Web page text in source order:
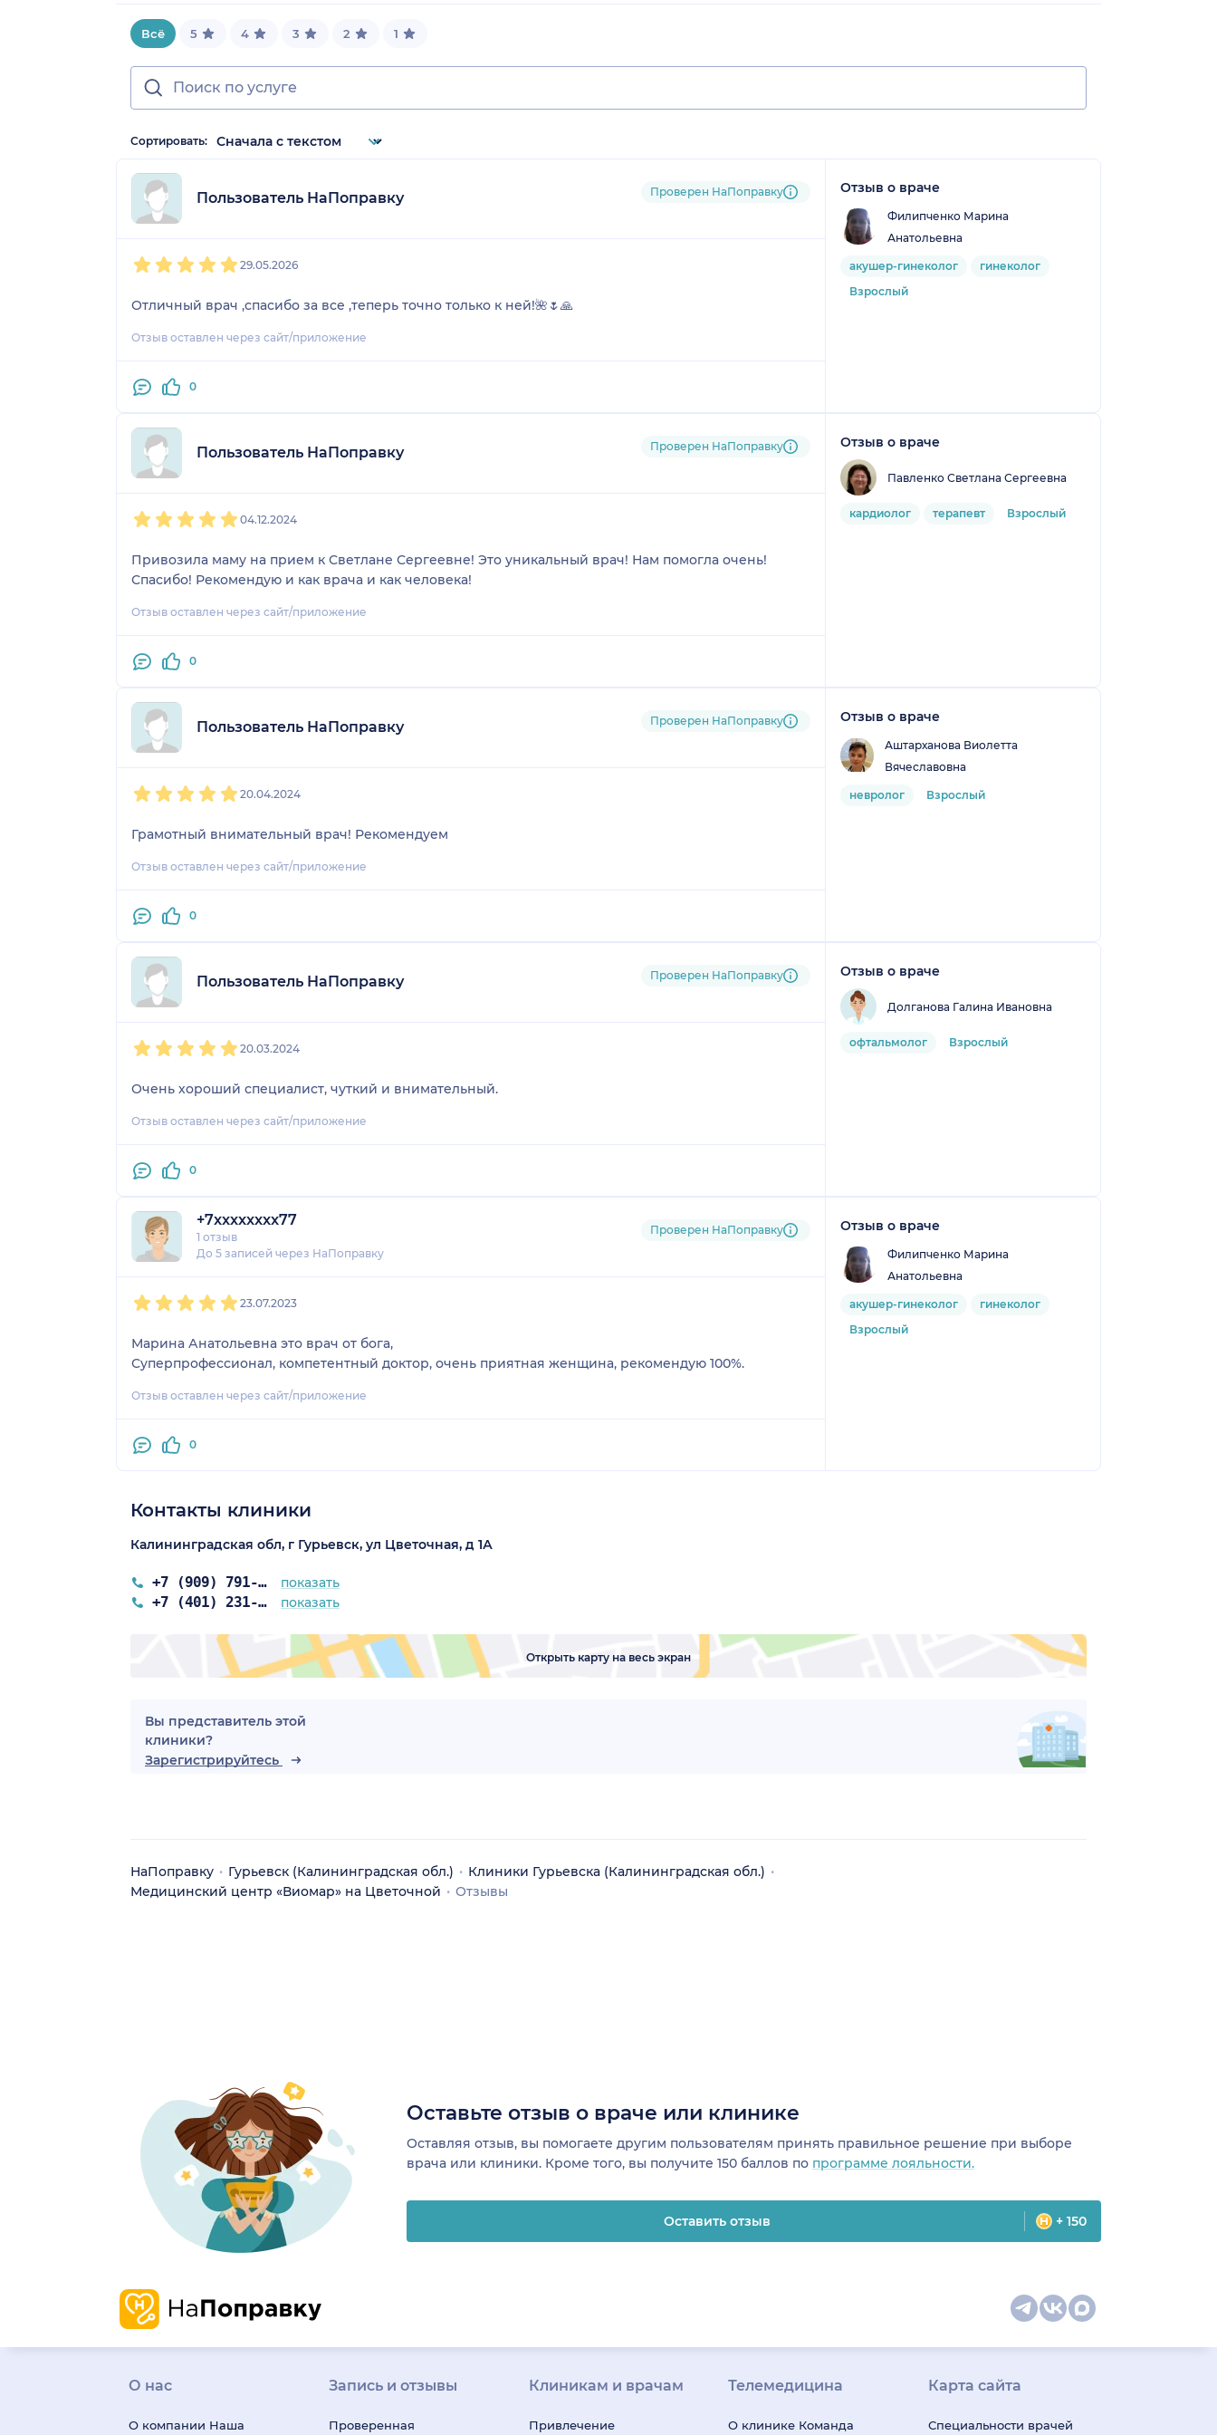
Всё 5 4 3 2 1
Сортировать:
Пользователь НаПоправку Проверен НаПоправку
29.05.2026
Отличный врач ,спасибо за все ,теперь точно только к ней!🌺🌷🙏
Отзыв оставлен через сайт/приложение
0
Отзыв о враче
Филипченко Марина
Анатольевна
акушер-гинеколог
гинеколог
Взрослый
Пользователь НаПоправку Проверен НаПоправку
04.12.2024
Привозила маму на прием к Светлане Сергеевне! Это уникальный врач! Нам помогла очень!
Спасибо! Рекомендую и как врача и как человека!
Отзыв оставлен через сайт/приложение
0
Отзыв о враче
Павленко Светлана Сергеевна
кардиолог терапевт Взрослый
Пользователь НаПоправку Проверен НаПоправку
20.04.2024
Грамотный внимательный врач! Рекомендуем
Отзыв оставлен через сайт/приложение
0
Отзыв о враче
Аштарханова Виолетта
Вячеславовна
невролог Взрослый
Пользователь НаПоправку Проверен НаПоправку
20.03.2024
Очень хороший специалист, чуткий и внимательный.
Отзыв оставлен через сайт/приложение
0
Отзыв о враче
Долганова Галина Ивановна
офтальмолог Взрослый
+7xxxxxxxx77
1 отзыв
До 5 записей через НаПоправку
Проверен НаПоправку
23.07.2023
Марина Анатольевна это врач от бога,
Суперпрофессионал, компетентный доктор, очень приятная женщина, рекомендую 100%.
Отзыв оставлен через сайт/приложение
0
Отзыв о враче
Филипченко Марина
Анатольевна
акушер-гинеколог
гинеколог
Взрослый
Контакты клиники
Калининградская обл, г Гурьевск, ул Цветочная, д 1А
+7 (909) 791-90-03 показать
+7 (401) 231-25-03 показать
Открыть карту на весь экран
Вы представитель этой
клиники?
Зарегистрируйтесь
НаПоправку Гурьевск (Калининградская обл.)
Клиники Гурьевска (Калининградская обл.)
Медицинский центр «Виомар» на Цветочной
Отзывы
Оставьте отзыв о враче или клинике
Оставляя отзыв, вы помогаете другим пользователям принять правильное решение при выборе
врача или клиники. Кроме того, вы получите 150 баллов по программе лояльности.
Оставить отзыв + 150
О нас
О компании Наша
Запись и отзывы
Проверенная
Клиникам и врачам
Привлечение
Телемедицина
О клинике Команда
Карта сайта
Специальности врачей